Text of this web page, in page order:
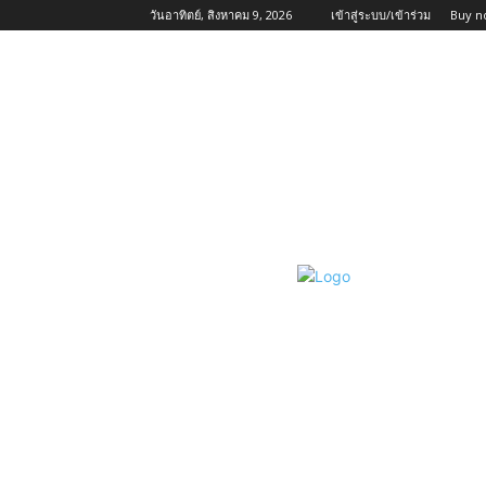
วันอาทิตย์, สิงหาคม 9, 2026 เข้าสู่ระบบ/เข้าร่วม Buy